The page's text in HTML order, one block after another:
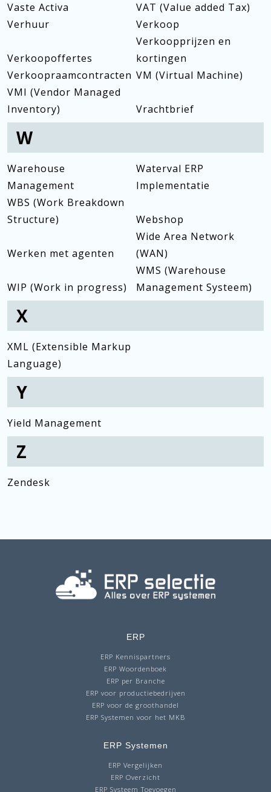
Vaste Activa
VAT (Value added Tax)
Verhuur
Verkoop
Verkoopoffertes
Verkoopprijzen en
kortingen
Verkoopraamcontracten VM (Virtual Machine)
VMI (Vendor Managed
Inventory)
Vrachtbrief
W
Warehouse
Management
Waterval ERP
Implementatie
WBS (Work Breakdown
Structure)
Webshop
Werken met agenten
Wide Area Network
(WAN)
WIP (Work in progress)
WMS (Warehouse
Management Systeem)
X
XML (Extensible Markup
Language)
Y
Yield Management
Z
Zendesk
ERP
ERP Kennispartners
ERP Woordenboek
ERP per Branche
ERP voor productiebedrijven
ERP voor de groothandel
ERP Systemen voor het MKB
ERP Systemen
ERP Vergelijken
ERP Overzicht
ERP Systeem Toevoegen